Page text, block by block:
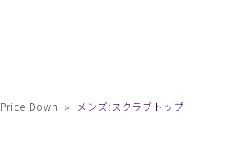
Price Down
メンズ:スクラブトップ